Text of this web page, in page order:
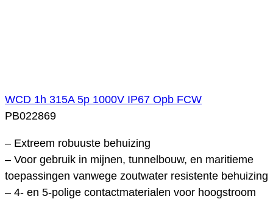
WCD 1h 315A 5p 1000V IP67 Opb FCW
PB022869
– Extreem robuuste behuizing
– Voor gebruik in mijnen, tunnelbouw, en maritieme
toepassingen vanwege zoutwater resistente behuizing
– 4- en 5-polige contactmaterialen voor hoogstroom